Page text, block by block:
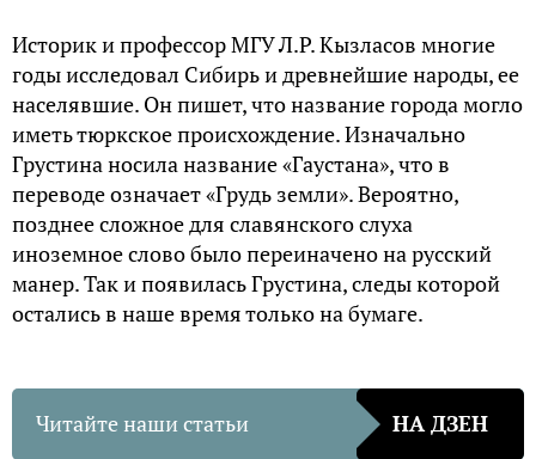
Историк и профессор МГУ Л.Р. Кызласов многие
годы исследовал Сибирь и древнейшие народы, ее
населявшие. Он пишет, что название города могло
иметь тюркское происхождение. Изначально
Грустина носила название «Гаустана», что в
переводе означает «Грудь земли». Вероятно,
позднее сложное для славянского слуха
иноземное слово было переиначено на русский
манер. Так и появилась Грустина, следы которой
остались в наше время только на бумаге.
Читайте наши статьи НА ДЗЕН